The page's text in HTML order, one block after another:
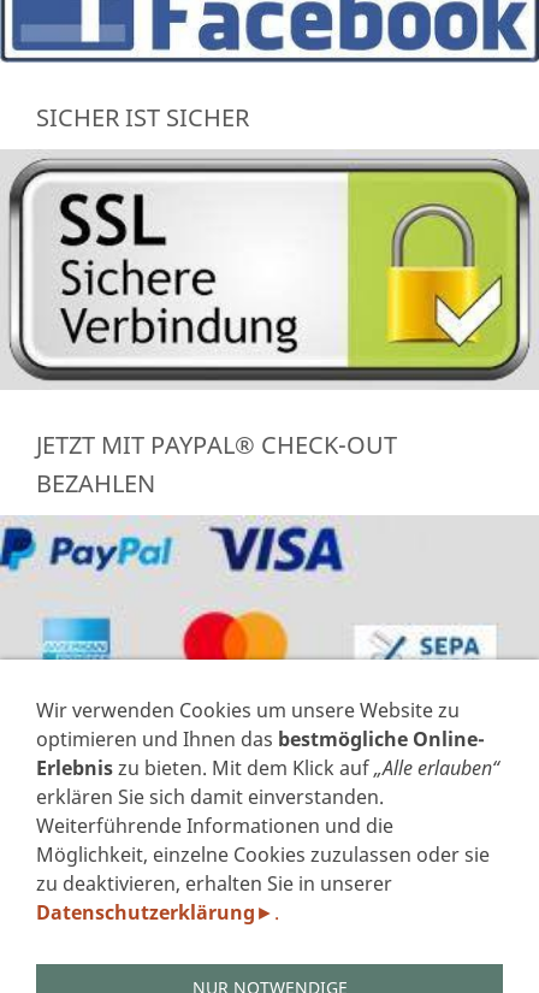
SICHER IST SICHER
JETZT MIT PAYPAL® CHECK-OUT
BEZAHLEN
VERTRAG WIDERRUFEN
IMPRESSUM
DATENSCHUTZERKLÄRUNG GEM. DSGVO
WIDERRUFSFORMULAR
Wir verwenden Cookies um unsere Website zu
optimieren und Ihnen das bestmögliche Online-
Erlebniszu bieten. Mit dem Klick auf„Alle erlauben“
erklären Sie sich damit einverstanden.
Weiterführende Informationen und die
Möglichkeit, einzelne Cookies zuzulassen oder sie
zu deaktivieren, erhalten Sie in unserer
Datenschutzerklärung ► .
NUR NOTWENDIGE